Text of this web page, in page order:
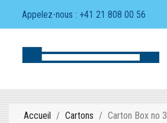
Appelez-nous : +41 21 808 00 56
Accueil Cartons Carton Box no 3